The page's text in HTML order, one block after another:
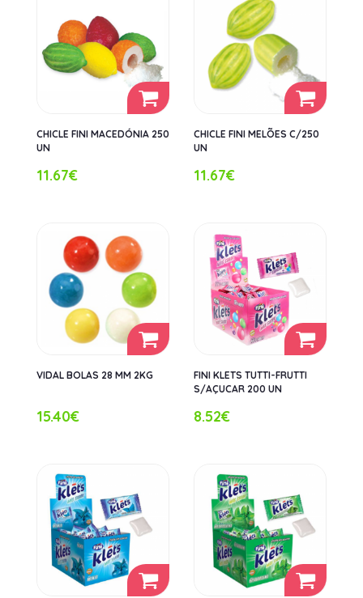
CHICLE FINI MACEDÓNIA 250
UN
11.67€
CHICLE FINI MELÕES C/250
UN
11.67€
VIDAL BOLAS 28 MM 2KG
15.40€
FINI KLETS TUTTI-FRUTTI
S/AÇUCAR 200 UN
8.52€